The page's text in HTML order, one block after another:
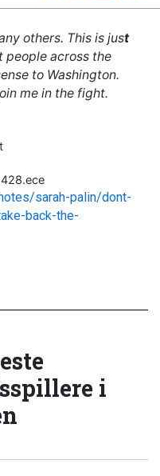
others. This is just
people across the
to Washington.
me in the fight.
sarah-palin/dont-
back-the-
i